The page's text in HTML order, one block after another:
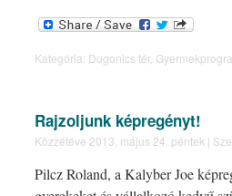
Kategória: Dugonics tér,
Rajzoljunk képregényt!
Közzétéve 2013. május 24. péntek |
Pilcz Roland, a Kalyber Joe